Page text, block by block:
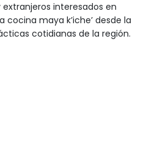
interesados en
maya k’iche’ desde la
cotidianas de la región.